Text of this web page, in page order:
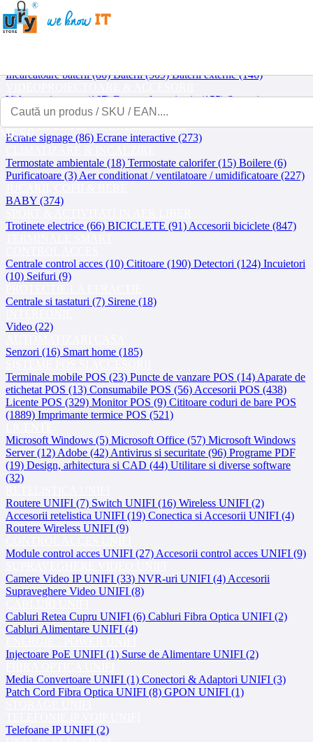
Contact Contul meuCoșul meu
B2B pentru compania ta
UPS-URI
Incarcatoare baterii (86)Baterii (509)Baterii externe (146)
Video proiectoare (167)Ecrane de proiectie (155)Suporti
videoproiector (114)Accesorii Video proiectoare (31)
SOLUTII DISPLAY PROFESIONALE
Ecrane signage (86) Ecrane interactive (273)
Termostate ambientale (18) Termostate calorifer (15) Boilere (6)
Purificatoare (3) Aer conditionat / ventilatoare / umidificatoare (227)
BABY (374)
Trotinete electrice (66) BICICLETE (91) Accesorii biciclete (847)
Centrale control acces (10) Cititoare (190) Detectori (124) Incuietori
(10) Seifuri (9)
Centrale si tastaturi (7) Sirene (18)
Video (22)
Senzori (16) Smart home (185)
Terminale mobile POS (23) Puncte de vanzare POS (14) Aparate de
etichetat POS (13) Consumabile POS (56) Accesorii POS (438)
Licente POS (329) Monitor POS (9) Cititoare coduri de bare POS
(1889) Imprimante termice POS (521)
Microsoft Windows (5) Microsoft Office (57) Microsoft Windows
Server (12) Adobe (42) Antivirus si securitate (96) Programe PDF
(19) Design, arhitectura si CAD (44) Utilitare si diverse software
(32)
Routere UNIFI (7) Switch UNIFI (16) Wireless UNIFI (2)
Accesorii retelistica UNIFI (19) Conectica si Accesorii UNIFI (4)
Routere Wireless UNIFI (9)
Module control acces UNIFI (27) Accesorii control acces UNIFI (9)
Camere Video IP UNIFI (33) NVR-uri UNIFI (4) Accesorii
Supraveghere Video UNIFI (8)
Cabluri Retea Cupru UNIFI (6) Cabluri Fibra Optica UNIFI (2)
Cabluri Alimentare UNIFI (4)
Injectoare PoE UNIFI (1) Surse de Alimentare UNIFI (2)
Media Convertoare UNIFI (1) Conectori & Adaptori UNIFI (3)
Patch Cord Fibra Optica UNIFI (8) GPON UNIFI (1)
Telefoane IP UNIFI (2)
MENU